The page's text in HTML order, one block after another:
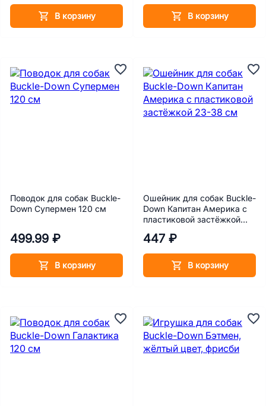
В корзину В корзину
Поводок для собак Buckle-
Down Супермен 120 см
499.99 ₽
В корзину
Ошейник для собак Buckle-
Down Капитан Америка с
пластиковой застёжкой
447 ₽
В корзину